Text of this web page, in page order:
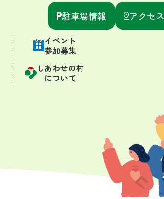
駐車場情報 アクセス
イベント
参加募集
しあわせの村
について